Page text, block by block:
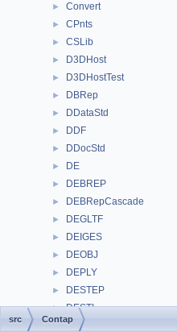
► Convert
► CPnts
► CSLib
► D3DHost
► D3DHostTest
► DBRep
► DDataStd
► DDF
► DDocStd
► DE
► DEBREP
► DEBRepCascade
► DEGLTF
► DEIGES
► DEOBJ
► DEPLY
► DESTEP
► DESTL
► DEVRML
src Contap